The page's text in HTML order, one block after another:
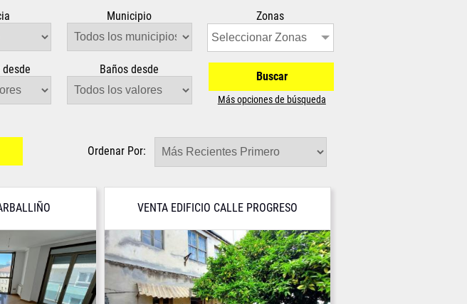
Municipio Zonas
Seleccionar Zonas
Baños desde
Buscar
Más opciones de búsqueda
Ordenar Por:
VENTA EDIFICIO CALLE PROGRESO